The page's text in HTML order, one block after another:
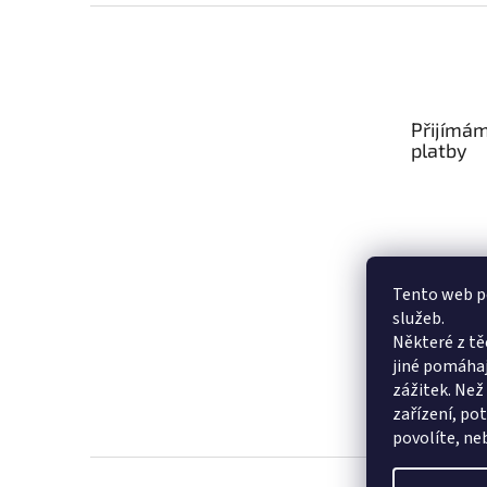
Tento web
služeb.
Některé z
jiné
zážitek.
zařízení,
povolíte,
platby